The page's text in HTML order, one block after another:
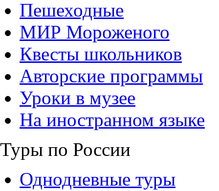
Пешеходные
МИР Мороженого
Квесты школьников
Авторские программы
Уроки в музее
На иностранном языке
Туры по России
Однодневные туры